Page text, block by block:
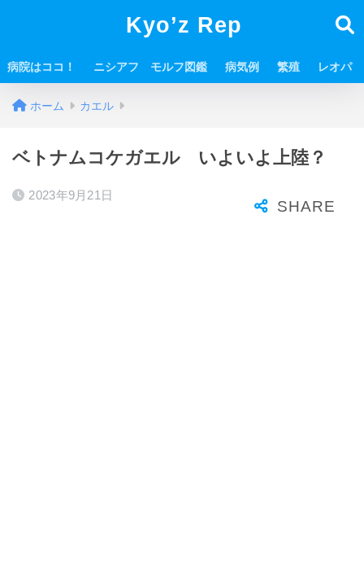
Kyo’z Rep
病院はココ！ ニシアフ モルフ図鑑 病気例 繁殖 レオパ
ホーム カエル
ベトナムコケガエル いよいよ上陸？
2023年9月21日